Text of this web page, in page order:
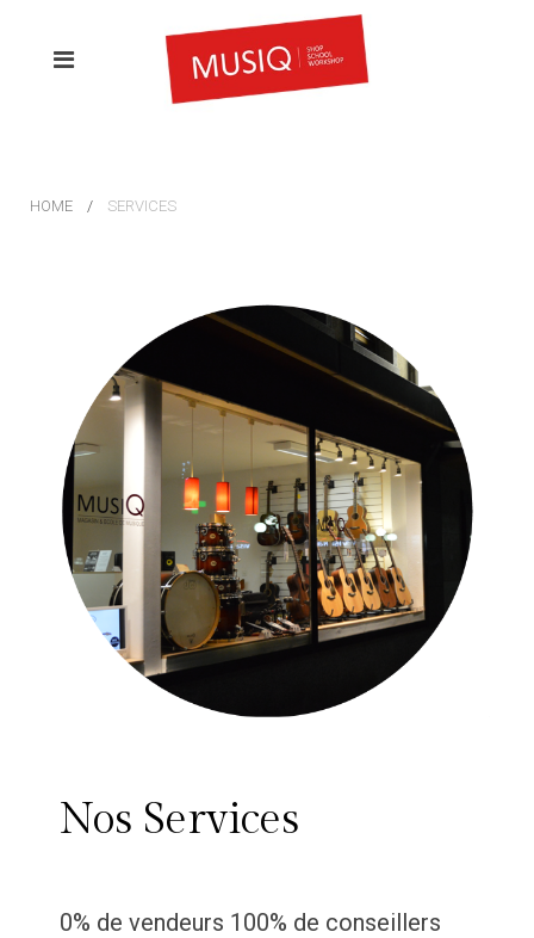
HOME SERVICES
Nos Services
0% de vendeurs 100% de conseillers